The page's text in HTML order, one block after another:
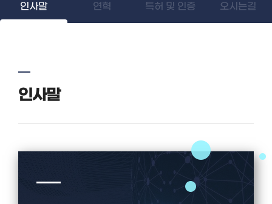
인사말 연혁 특허 및 인증 오시는길
인사말